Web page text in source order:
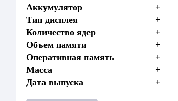
Аккумулятор
+
Тип дисплея
+
Количество ядер
+
Объем памяти
+
Оперативная память
+
Масса
+
Дата выпуска
+